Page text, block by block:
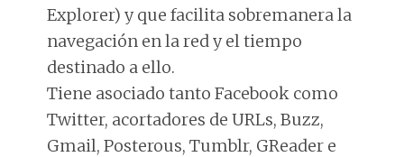
Explorer) y que facilita sobremanera la
navegación en la red y el tiempo
destinado a ello.
Tiene asociado tanto Facebook como
Twitter, acortadores de URLs, Buzz,
Gmail, Posterous, Tumblr, GReader e